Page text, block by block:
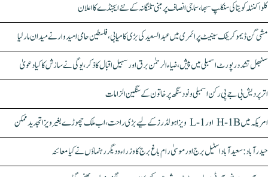
کلواکنٹلہ کویتا کی سنکلپ سبھا، سماجی انصاف پر مبنی تلنگانہ کے نئے ایجنڈے کا اعلان
مشی گن ڈیموکریٹک سینیٹ پرائمری میں عبدالسعید کی بڑی کامیابی، فلسطین حامی امیدوار نے میدان مار لیا
سنبھل تشدد رپورٹ اسمبلی میں پیش، ضیاء الرحمٰن برق اور سہیل اقبال کا ذکر، یوگی نے سازش کا کیا دعویٰ
اتر پردیش بی جے پی رکن اسمبلی ونود سنگھ پر خاتون کے سنگین الزامات
امریکہ میں H-1B اور L-1 ویزا ہولڈرز کے لیے بڑی راحت، اب ملک چھوڑے بغیر ویزا تجدید ممکن
حیدرآباد: سعیدآباد اسٹیل برج اور موسیٰ رام باغ برج کا وزراء و دیگر رہنماؤں نے کیا معائنہ